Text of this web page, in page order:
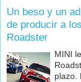
Un beso y un
de producir a
Roadster
MINI
plazo.